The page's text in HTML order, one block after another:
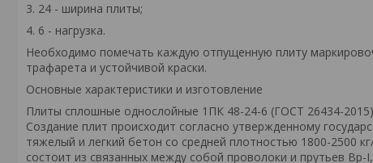
3. 24 - ширина плиты;
4. 6 - нагрузка.
Необходимо помечать каждую отпущенную плиту
трафарета и устойчивой краски.
Основные характеристики и изготовление
Плиты сплошные однослойные 1ПК 48-24-6 (ГОСТ 26434-
Создание плит происходит согласно утвержденному
тяжелый и легкий бетон со средней плотностью 1800-2500
состоит из связанных между собой проволоки и прутьев